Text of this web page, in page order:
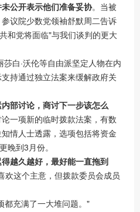
公开表示他们准备妥协。当被
议院少数党领袖舒默周二告诉
和党将面临"与我们谈判的更大
白·沃伦等自由派坚定人物在内
持通过独立法案来缓解政府关
部讨论，商讨下一步该怎么
一项新的临时拨款法案，有数
情人士透露，选项包括将资金
晚到3月份。
越久越好，最好能一直拖到
欢这个主意，但拨款委员会成员
都充满了一大堆问题。"